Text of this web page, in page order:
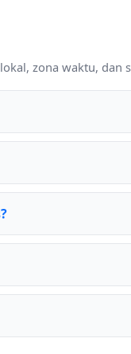
zona waktu, dan